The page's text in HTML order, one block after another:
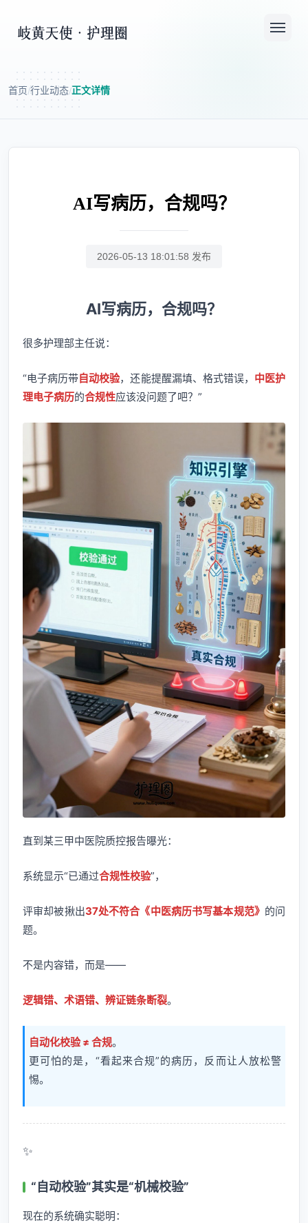
首页/行业动态/正文详情
AI写病历，合规吗？
2026-05-13 18:01:58 发布
AI写病历，合规吗？
很多护理部主任说：
“电子病历带自动校验，还能提醒漏填、格式错误， 中医护
理电子病历的合规性应该没问题了吧？”
直到某三甲中医院质控报告曝光：
系统显示“已通过合规性校验”，
评审却被揪出37处不符合《中医病历书写基本规范》 的问
题。
不是内容错，而是——
逻辑错、术语错、辨证链条断裂。
自动化校验 ≠ 合规。
更可怕的是，“看起来合规”的病历，反而让人放松警
惕。
✨
“自动校验”其实是“机械校验”
现在的系统确实聪明：